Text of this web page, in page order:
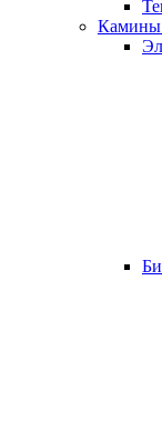
Камины